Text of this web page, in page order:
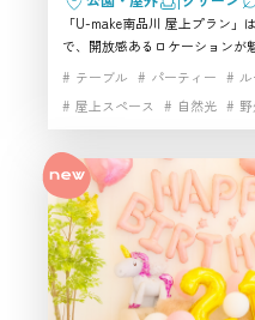
「U-make南品川 屋上プラン」
で、開放感あるロケーションが
す。自然光をたっぷり使えるた
徴。特に夕景は写真・動画どち
大人数での利用にも強い点が魅
を兼ね備えた、品川エリアで自
ジオです。
テーブル パーティー
屋上スペース
自然光